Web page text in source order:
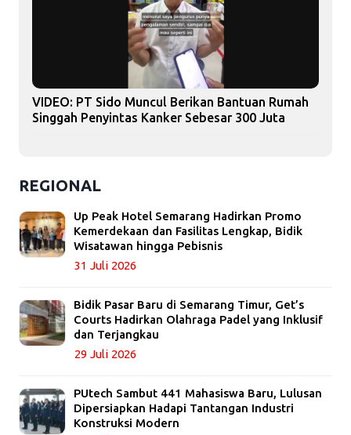
VIDEO: PT Sido Muncul Berikan Bantuan Rumah
Singgah Penyintas Kanker Sebesar 300 Juta
REGIONAL
Up Peak Hotel Semarang Hadirkan Promo
Kemerdekaan dan Fasilitas Lengkap, Bidik
Wisatawan hingga Pebisnis
31 Juli 2026
Bidik Pasar Baru di Semarang Timur, Get’s
Courts Hadirkan Olahraga Padel yang Inklusif
dan Terjangkau
29 Juli 2026
PUtech Sambut 441 Mahasiswa Baru, Lulusan
Dipersiapkan Hadapi Tantangan Industri
Konstruksi Modern